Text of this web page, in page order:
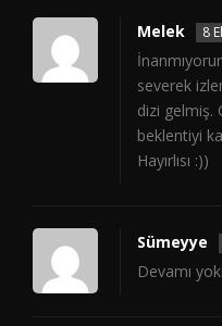
Melek 8
severek
dizi gelmiş.
beklentiyi
Hayırlısı :))
Sümeyye
Devamı